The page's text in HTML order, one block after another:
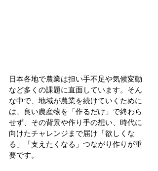
日本各地で農業は担い手不足や気候変動
など多くの課題に直面しています。そん
な中で、地域が農業を続けていくために
は、良い農産物を「作るだけ」で終わら
せず、その背景や作り手の想い、時代に
向けたチャレンジまで届け「欲しくな
る」「支えたくなる」つながり作りが重
要です。